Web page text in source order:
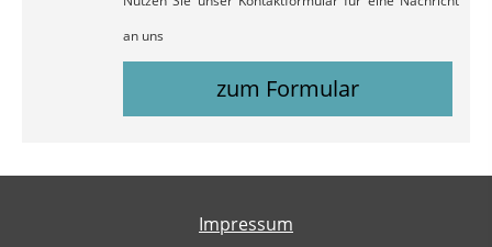
an uns
zum Formular
Impressum